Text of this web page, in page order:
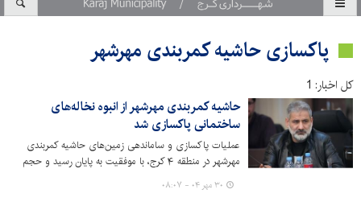
پاکسازی حاشیه کمربندی مهرشهر
کل اخبار: 1
حاشیه کمربندی مهرشهر از انبوه نخاله‌های
ساختمانی پاکسازی شد
عملیات پاکسازی و ساماندهی زمین‌های حاشیه کمربندی
مهرشهر در منطقه ۴ کرج، با موفقیت به پایان رسید و حجم
قابل توجهی از خاک، نخاله و ضایعات ساختمانی که به صورت
غیرمجاز رها شده بودند، جمع‌آوری شد.
۳۰ مهر ۰۴ - ۰۸:۰۷